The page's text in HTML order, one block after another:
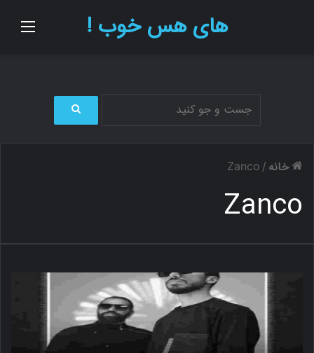
های هس خوب !
ج
ی
خانه /
Zanco
Zanco